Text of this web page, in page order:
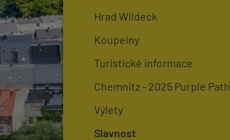
Hrad Wildeck
Koupelny
Turistické informace
Chemnitz - 2025 Purple Path
Výlety
Slavnost